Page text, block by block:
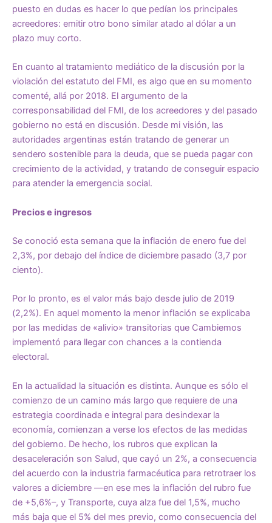
puesto en dudas es hacer lo que pedían los principales
acreedores: emitir otro bono similar atado al dólar a un
plazo muy corto.
En cuanto al tratamiento mediático de la discusión por la
violación del estatuto del FMI, es algo que en su momento
comenté, allá por 2018. El argumento de la
corresponsabilidad del FMI, de los acreedores y del pasado
gobierno no está en discusión. Desde mi visión, las
autoridades argentinas están tratando de generar un
sendero sostenible para la deuda, que se pueda pagar con
crecimiento de la actividad, y tratando de conseguir espacio
para atender la emergencia social.
Precios e ingresos
Se conoció esta semana que la inflación de enero fue del
2,3%, por debajo del índice de diciembre pasado (3,7 por
ciento).
Por lo pronto, es el valor más bajo desde julio de 2019
(2,2%). En aquel momento la menor inflación se explicaba
por las medidas de «alivio» transitorias que Cambiemos
implementó para llegar con chances a la contienda
electoral.
En la actualidad la situación es distinta. Aunque es sólo el
comienzo de un camino más largo que requiere de una
estrategia coordinada e integral para desindexar la
economía, comienzan a verse los efectos de las medidas
del gobierno. De hecho, los rubros que explican la
desaceleración son Salud, que cayó un 2%, a consecuencia
del acuerdo con la industria farmacéutica para retrotraer los
valores a diciembre —en ese mes la inflación del rubro fue
de +5,6%–, y Transporte, cuya alza fue del 1,5%, mucho
más baja que el 5% del mes previo, como consecuencia del